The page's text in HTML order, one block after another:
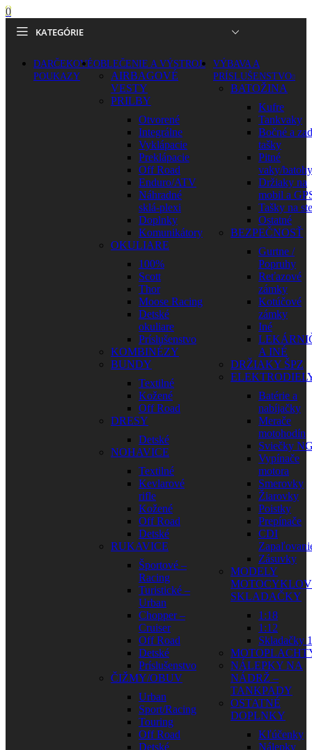
0
KATEGÓRIE
DARČEKOVÉ
POUKAZY
OBLEČENIE A VÝSTROJ
AIRBAGOVÉ
VESTY
PRILBY
Otvorené
Integrálne
Vyklápacie
Preklápacie
Off Road
Enduro/ATV
Náhradné
sklá-plexi
Doplnky
Komunikátory
OKULIARE
100%
Scott
Thor
Moose Racing
Detské
okuliare
Príslušenstvo
KOMBINÉZY
BUNDY
Textilné
Kožené
Off Road
DRESY
Detské
NOHAVICE
Textilné
Kevlarové
rifle
Kožené
Off Road
Detské
RUKAVICE
Športové –
Racing
Turistické –
Urban
Chopper –
Cruiser
Off Road
Detské
Príslušenstvo
ČIŽMY/OBUV
Urban
Sport/Racing
Touring
Off Road
Detské
VÝBAVA A
PRÍSLUŠENSTVO
BATOŽINA
Kufre
Tankvaky
Bočné a
tašky
Pitné
vaky/batohy
Držiaky na
mobil a
Tašky na
Ostatné
BEZPEČNOSŤ
Gurtne /
Popruhy
Reťazové
zámky
Kotúčové
zámky
Iné
A INÉ
DRŽIAKY ŠPZ
Batérie a
nabíjačky
Merače
motohodín
Sviečky
Vypínače
motora
Smerovky
Žiarovky
Poistky
Prepínače
CDI
Zásuvky
MODELY
SKLADAČKY
1:18
1:12
Skladačky
NÁLEPKY NA
NÁDRŽ –
TANKPADY
OSTATNÉ
DOPLNKY
Kľúčenky
Nálepky